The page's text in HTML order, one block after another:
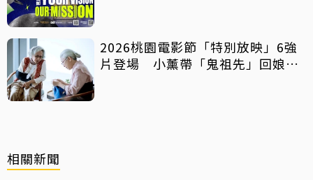
2026桃園電影節「特別放映」6強
片登場 小薰帶「鬼祖先」回娘
相關新聞